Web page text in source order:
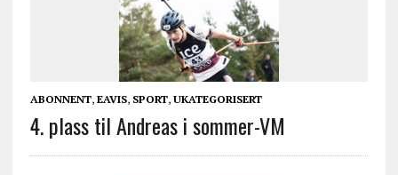
ABONNENT, EAVIS, SPORT, UKATEGORISERT
4. plass til Andreas i sommer-VM